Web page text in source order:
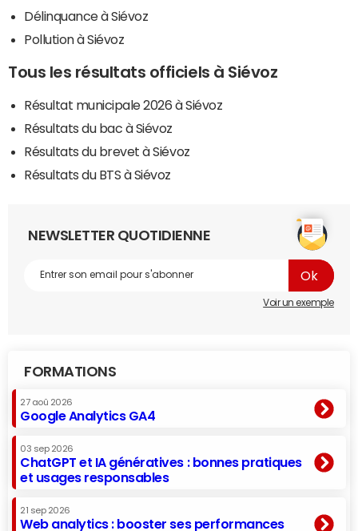
Délinquance à Siévoz
Pollution à Siévoz
Tous les résultats officiels à Siévoz
Résultat municipale 2026 à Siévoz
Résultats du bac à Siévoz
Résultats du brevet à Siévoz
Résultats du BTS à Siévoz
NEWSLETTER QUOTIDIENNE
Voir un exemple
FORMATIONS
27 aoû 2026
Google Analytics GA4
03 sep 2026
ChatGPT et IA génératives : bonnes pratiques
et usages responsables
21 sep 2026
Web analytics : booster ses performances